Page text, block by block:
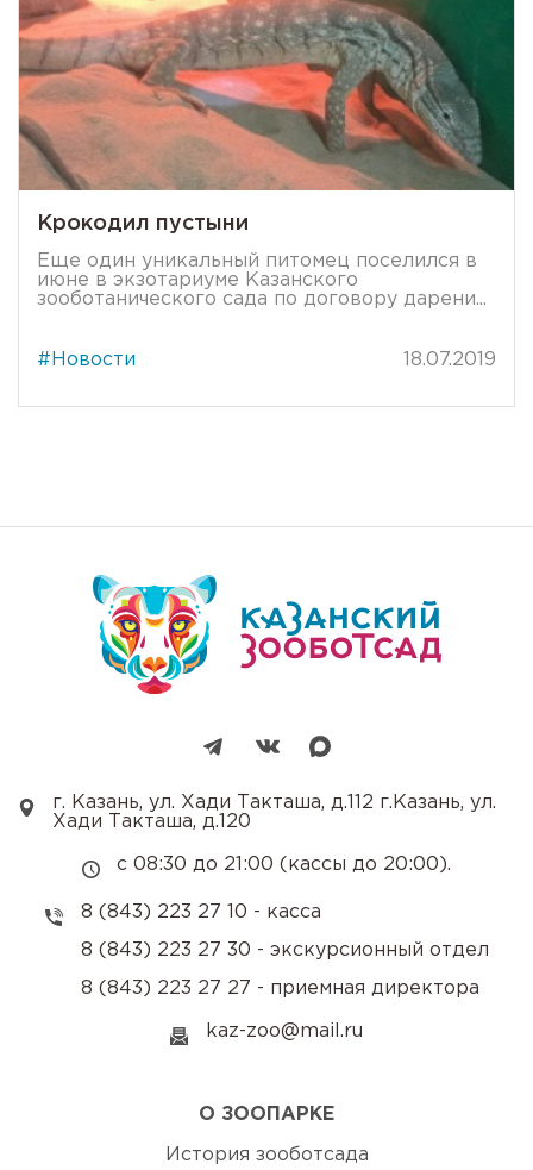
Крокодил пустыни
Еще один уникальный питомец поселился в
июне в экзотариуме Казанского
зооботанического сада по договору дарени...
#Новости 18.07.2019
О ЗООПАРКЕ
История зооботсада
г. Казань, ул. Хади Такташа, д.112 г.Казань, ул.
Хади Такташа, д.120
с 08:30 до 21:00 (кассы до 20:00).
8 (843) 223 27 10 - касса
8 (843) 223 27 30 - экскурсионный отдел
8 (843) 223 27 27 - приемная директора
kaz-zoo@mail.ru